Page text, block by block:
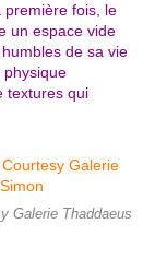
première fois, le
un espace vide
de sa vie
physique
textures qui
Galerie Thaddaeus